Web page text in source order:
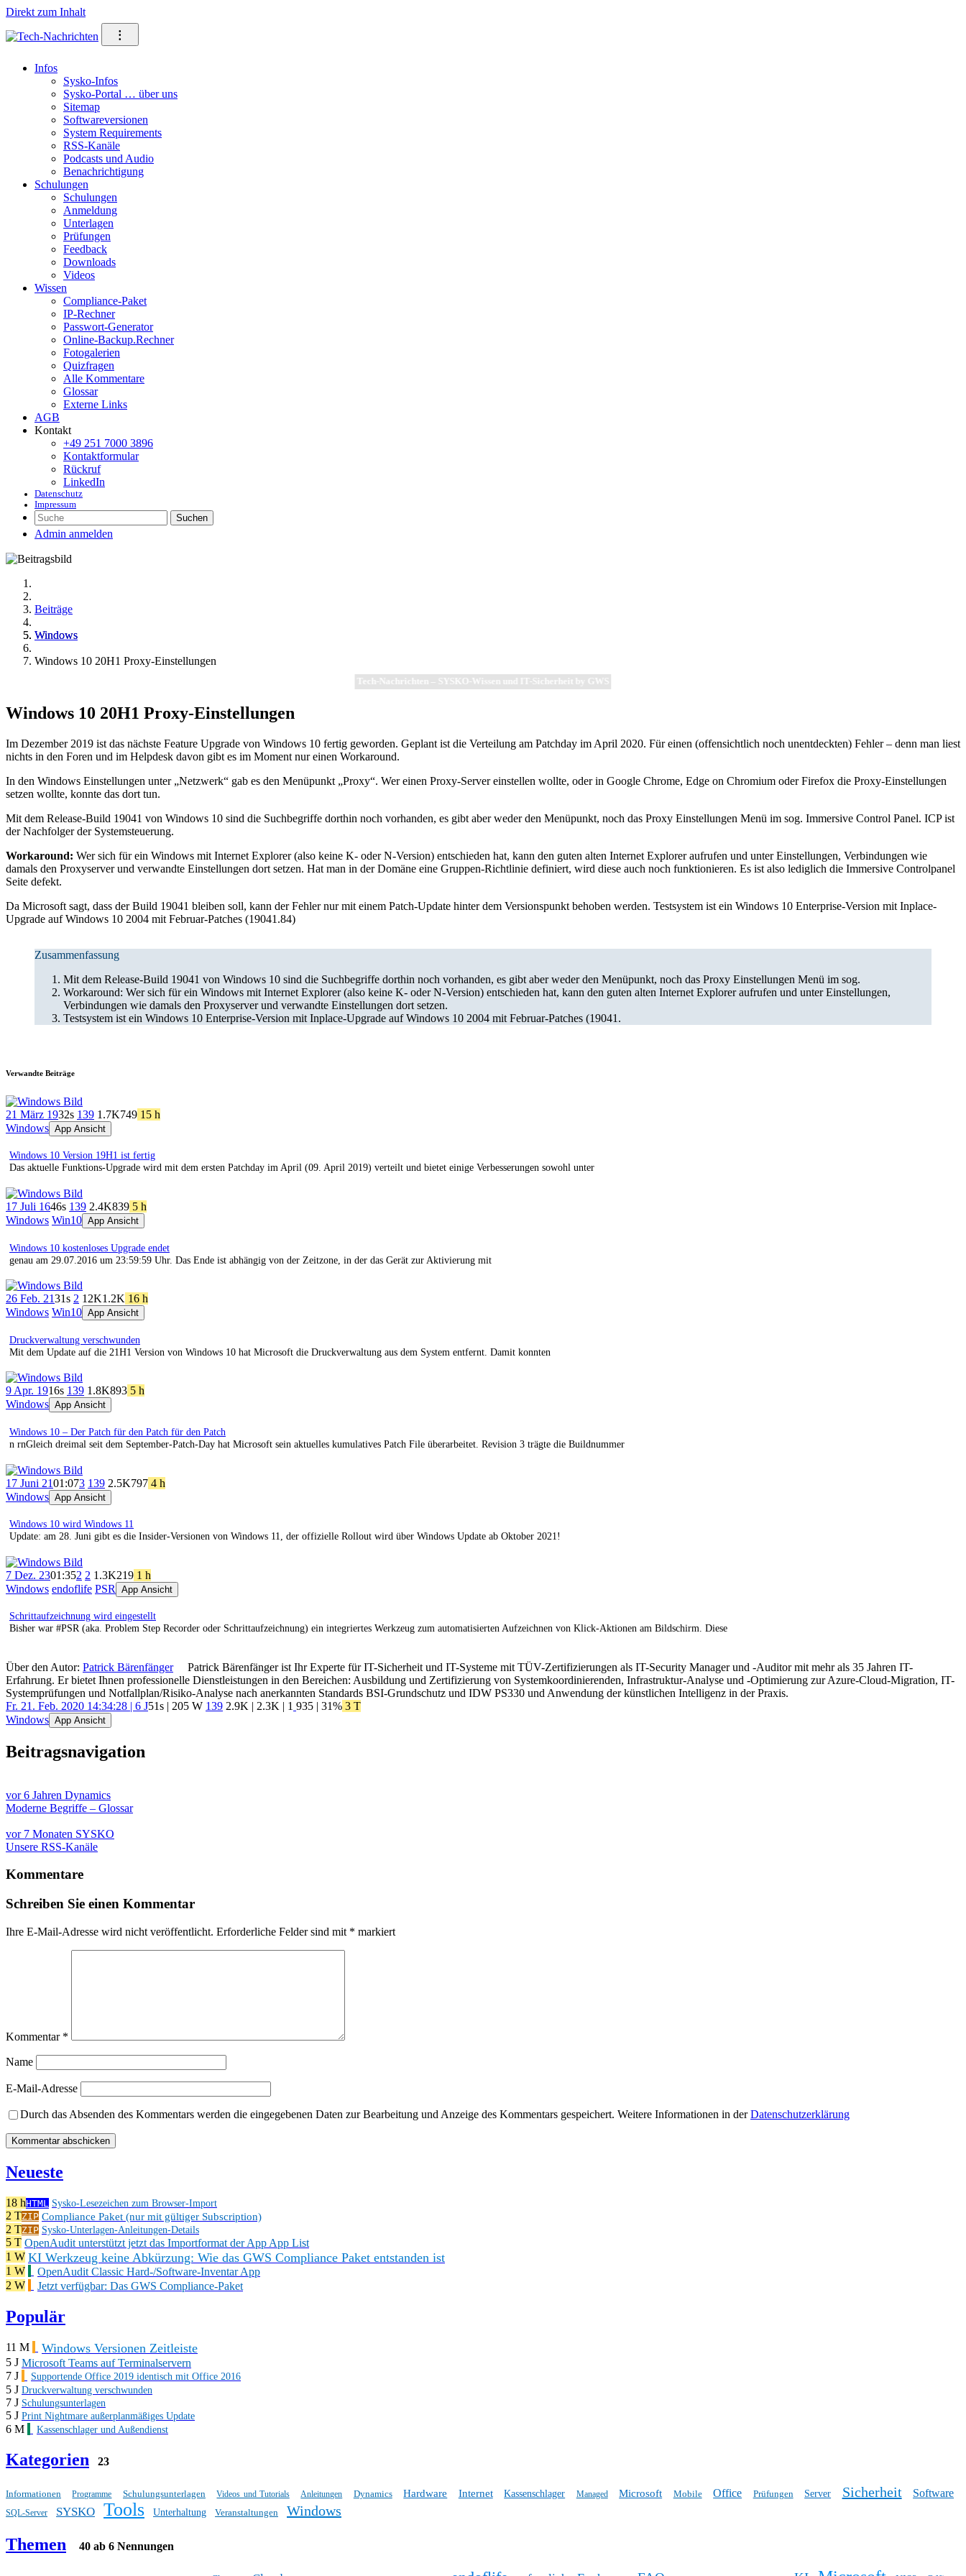
Direkt zum Inhalt
⁝
Infos
Sysko-Infos
Sysko-Portal … über uns
Sitemap
Softwareversionen
System Requirements
RSS-Kanäle
Podcasts und Audio
Benachrichtigung
Schulungen
Schulungen
Anmeldung
Unterlagen
Prüfungen
Feedback
Downloads
Videos
Wissen
Compliance-Paket
IP-Rechner
Passwort-Generator
Online-Backup.Rechner
Fotogalerien
Quizfragen
Alle Kommentare
Glossar
Externe Links
AGB
Kontakt
+49 251 7000 3896
Kontaktformular
Rückruf
LinkedIn
Datenschutz
Impressum
Suchen
Admin anmelden
Beiträge
Windows
Windows 10 20H1 Proxy-Einstellungen
Tech-Nachrichten – SYSKO-Wissen und IT-Sicherheit by GWS
Windows 10 20H1 Proxy-Einstellungen
Im Dezember 2019 ist das nächste Feature Upgrade von Windows 10 fertig geworden. Geplant ist die Verteilung am Patchday im April 2020. Für einen (offensichtlich noch unentdeckten) Fehler – denn man liest
nichts in den Foren und im Helpdesk davon gibt es im Moment nur einen Workaround.
In den Windows Einstellungen unter „Netzwerk“ gab es den Menüpunkt „Proxy“. Wer einen Proxy-Server einstellen wollte, oder in Google Chrome, Edge on Chromium oder Firefox die Proxy-Einstellungen
setzen wollte, konnte das dort tun.
Mit dem Release-Build 19041 von Windows 10 sind die Suchbegriffe dorthin noch vorhanden, es gibt aber weder den Menüpunkt, noch das Proxy Einstellungen Menü im sog. Immersive Control Panel. ICP ist
der Nachfolger der Systemsteuerung.
Workaround: Wer sich für ein Windows mit Internet Explorer (also keine K- oder N-Version) entschieden hat, kann den guten alten Internet Explorer aufrufen und unter Einstellungen, Verbindungen wie
damals den Proxyserver und verwandte Einstellungen dort setzen. Hat man in der Domäne eine Gruppen-Richtlinie definiert, wird diese auch noch funktionieren. Es ist also lediglich die Immersive Controlpanel
Seite defekt.
Da Microsoft sagt, dass der Build 19041 bleiben soll, kann der Fehler nur mit einem Patch-Update hinter dem Versionspunkt behoben werden. Testsystem ist ein Windows 10 Enterprise-Version mit Inplace-
Upgrade auf Windows 10 2004 mit Februar-Patches (19041.84)
Zusammenfassung
Mit dem Release-Build 19041 von Windows 10 sind die Suchbegriffe dorthin noch vorhanden, es gibt aber weder den Menüpunkt, noch das Proxy Einstellungen Menü im sog.
Workaround: Wer sich für ein Windows mit Internet Explorer (also keine K- oder N-Version) entschieden hat, kann den guten alten Internet Explorer aufrufen und unter Einstellungen,
Verbindungen wie damals den Proxyserver und verwandte Einstellungen dort setzen.
Testsystem ist ein Windows 10 Enterprise-Version mit Inplace-Upgrade auf Windows 10 2004 mit Februar-Patches (19041.
Verwandte Beiträge
21 März 1932s 139 1.7K749 15 h
Windows App Ansicht
Windows 10 Version 19H1 ist fertig
Das aktuelle Funktions-Upgrade wird mit dem ersten Patchday im April (09. April 2019) verteilt und bietet einige Verbesserungen sowohl unter
17 Juli 1646s 139 2.4K839 5 h
Windows Win10 App Ansicht
Windows 10 kostenloses Upgrade endet
genau am 29.07.2016 um 23:59:59 Uhr. Das Ende ist abhängig von der Zeitzone, in der das Gerät zur Aktivierung mit
26 Feb. 2131s 2 12K1.2K 16 h
Windows Win10 App Ansicht
Druckverwaltung verschwunden
Mit dem Update auf die 21H1 Version von Windows 10 hat Microsoft die Druckverwaltung aus dem System entfernt. Damit konnten
9 Apr. 1916s 139 1.8K893 5 h
Windows App Ansicht
Windows 10 – Der Patch für den Patch für den Patch
n rnGleich dreimal seit dem September-Patch-Day hat Microsoft sein aktuelles kumulatives Patch File überarbeitet. Revision 3 trägte die Buildnummer
17 Juni 2101:073 139 2.5K797 4 h
Windows App Ansicht
Windows 10 wird Windows 11
Update: am 28. Juni gibt es die Insider-Versionen von Windows 11, der offizielle Rollout wird über Windows Update ab Oktober 2021!
7 Dez. 2301:352 2 1.3K219 1 h
Windows endoflife PSR App Ansicht
Schrittaufzeichnung wird eingestellt
Bisher war #PSR (aka. Problem Step Recorder oder Schrittaufzeichnung) ein integriertes Werkzeug zum automatisierten Aufzeichnen von Klick-Aktionen am Bildschirm. Diese
Über den Autor: Patrick Bärenfänger
Patrick Bärenfänger ist Ihr Experte für IT-Sicherheit und IT-Systeme mit TÜV-Zertifizierungen als IT-Security Manager und -Auditor mit mehr als 35 Jahren IT-
Erfahrung. Er bietet Ihnen professionelle Dienstleistungen in den Bereichen: Ausbildung und Zertifizierung von Systemkoordinierenden, Infrastruktur-Analyse und -Optimierung zur Azure-Cloud-Migration, IT-
Systemprüfungen und Notfallplan/Risiko-Analyse nach anerkannten Standards BSI-Grundschutz und IDW PS330 und Anwendung der künstlichen Intelligenz in der Praxis.
Fr. 21. Feb. 2020 14:34:28 | 6 J51s | 205 W 139 2.9K | 2.3K | 1 935 | 31% 3 T
Windows App Ansicht
Beitragsnavigation
vor 6 Jahren Dynamics
Moderne Begriffe – Glossar
vor 7 Monaten SYSKO
Unsere RSS-Kanäle
Kommentare
Schreiben Sie einen Kommentar
Ihre E-Mail-Adresse wird nicht veröffentlicht. Erforderliche Felder sind mit * markiert
Kommentar *
Name
E-Mail-Adresse
Durch das Absenden des Kommentars werden die eingegebenen Daten zur Bearbeitung und Anzeige des Kommentars gespeichert. Weitere Informationen in derDatenschutzerklärung
Neueste
18 hHTML Sysko-Lesezeichen zum Browser-Import
2 TZIP Compliance Paket (nur mit gültiger Subscription)
2 TZIP Sysko-Unterlagen-Anleitungen-Details
5 T OpenAudit unterstützt jetzt das Importformat der App App List
1 W KI Werkzeug keine Abkürzung: Wie das GWS Compliance Paket entstanden ist
1 W
OpenAudit Classic Hard-/Software-Inventar App
2 W
Jetzt verfügbar: Das GWS Compliance-Paket
Populär
11 M Windows Versionen Zeitleiste
5 J Microsoft Teams auf Terminalservern
7 J
Supportende Office 2019 identisch mit Office 2016
5 J Druckverwaltung verschwunden
7 J Schulungsunterlagen
5 J Print Nightmare außerplanmäßiges Update
6 M Kassenschlager und Außendienst
Kategorien 23
Informationen Programme Schulungsunterlagen Videos und Tutorials Anleitungen Dynamics Hardware Internet Kassenschlager Managed Microsoft Mobile Office Prüfungen Server Sicherheit Software
SQL-Server SYSKO Tools Unterhaltung Veranstaltungen Windows
Themen 40 ab 6 Nennungen